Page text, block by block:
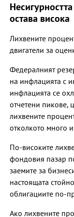
остава висока
Лихвените
двигатели за
Федералният
на инфлацията с
инфлацията се
отчетени пикове,
лихвените
отколкото много
По-високите
фондовия пазар
заемите за
настоящата
облигациите по-
Ако лихвените